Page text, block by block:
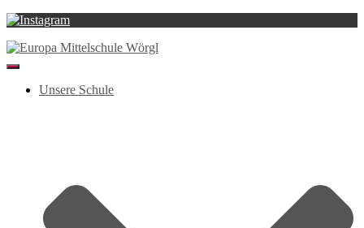
Navigation
umschaltenUnsere Schule